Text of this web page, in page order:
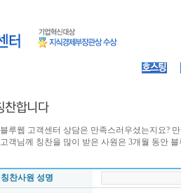
블루웹 고객센터 상담은 만족스러우셨는지요?
고객님께 칭찬을 많이 받은 사원은 3개월 동안
칭찬사원 성명